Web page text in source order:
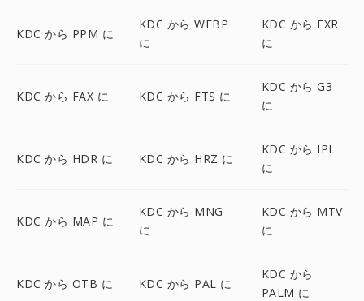
KDC から PPM に
KDC から WEBP
に
KDC から EXR
に
KDC から FAX に KDC から FTS に
KDC から G3
に
KDC から HDR に KDC から HRZ に
KDC から IPL
に
KDC から MAP に
KDC から MNG
に
KDC から MTV
に
KDC から OTB に KDC から PAL に
KDC から
PALM に